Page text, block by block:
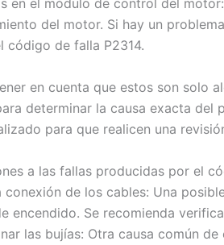
en el módulo de control del
del motor. Si hay un
código de falla P2314.
en cuenta que estos son solo
determinar la causa exacta del
para que realicen una
a las fallas producidas por el
conexión de los cables: Una
encendido. Se recomienda
las bujías: Otra causa común